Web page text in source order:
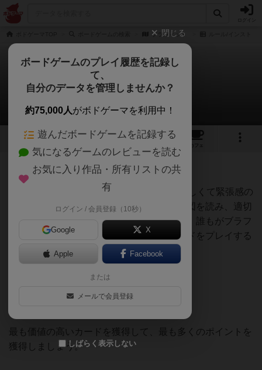
ブラフィット
ブラフィット
jurongさんのルール/インスト
1
カフェ
397名 2名 0 11ヶ月前
BLUFFITは、対戦相手を出し抜くための楽しくて緊張感の
あるゲームです。冷静さを保ち、相手の意図を読み、適切
なタイミングで挑戦してください。ただし、誰もがブラフ
をしている可能性があるため、正しいカードをプレイする
のは難しいことに注意してください。
BLUFFITの目的:
最も価値の高いカードを獲得して、最も多くのポイントを
獲得しましょう。
閉じる
ボードゲームのプレイ履歴を記録し
て、
自分のデータを管理しませんか？
約75,000人がボドゲーマを利用中！
遊んだボードゲームを記録する
気になるゲームのレビューを読む
お気に入り作品・所有リストの共
有
ログイン / 会員登録（10秒）
Google X
Apple Facebook
または
メールで会員登録
しばらく表示しない